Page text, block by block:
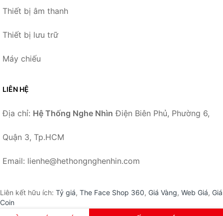
Thiết bị âm thanh
Thiết bị lưu trữ
Máy chiếu
LIÊN HỆ
Địa chỉ: Hệ Thống Nghe Nhìn Điện Biên Phủ, Phường 6,
Quận 3, Tp.HCM
Email: lienhe@hethongnghenhin.com
Liên kết hữu ích: Tỷ giá, The Face Shop 360, Giá Vàng, Web Giá, Giá
Coin